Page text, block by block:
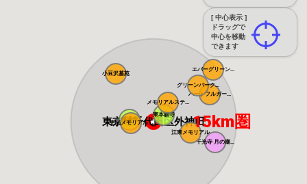
[ 中心表示 ]
ドラッグで
中心を移動
できます
エバーグリーン...
千光寺 月の廟...
感通寺
恵光メモリアル...
東本願寺
小豆沢墓苑
江東メモリアル
メモリアルステ...
ハートフルガー...
グリーンパーク...
東京都千代田区外神田15km圏